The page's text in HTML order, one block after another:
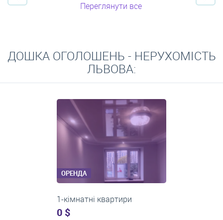
Переглянути все
ДОШКА ОГОЛОШЕНЬ - НЕРУХОМІСТЬ
ЛЬВОВА:
ОРЕНДА
2-кімнатні квартири
0 $